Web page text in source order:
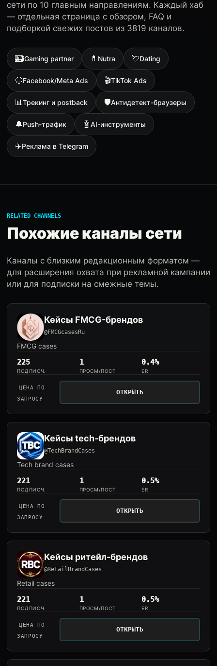
сети по 10 главным направлениям. Каждый хаб
— отдельная страница с обзором, FAQ и
подборкой свежих постов из 3819 каналов.
🎰iGaming partner 💊 Nutra 💘Dating
🔵Facebook/Meta Ads 🎬TikTok Ads
📊Трекинг и postback 🛡Антидетект-браузеры
🔔Push-трафик 🤖AI-инструменты
✈️Реклама в Telegram
RELATED CHANNELS
Похожие каналы сети
Каналы с близким редакционным форматом —
для расширения охвата при рекламной кампании
или для подписки на смежные темы.
Кейсы FMCG-брендов
@FMCGcasesRu
FMCG cases
225
ПОДПИСЧ.
1
ПРОСМ/ПОСТ
0.4%
ER
ЦЕНА ПО
ЗАПРОСУ
ОТКРЫТЬ
Кейсы tech-брендов
@TechBrandCases
Tech brand cases
221
ПОДПИСЧ.
1
ПРОСМ/ПОСТ
0.5%
ER
ЦЕНА ПО
ЗАПРОСУ
ОТКРЫТЬ
Кейсы ритейл-брендов
@RetailBrandCases
Retail cases
221
ПОДПИСЧ.
1
ПРОСМ/ПОСТ
0.5%
ER
ЦЕНА ПО
ЗАПРОСУ
ОТКРЫТЬ